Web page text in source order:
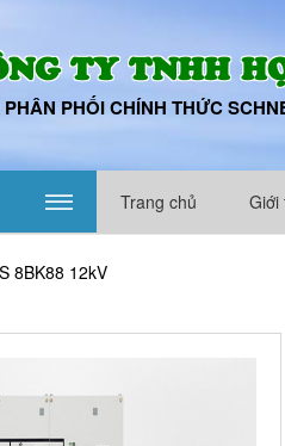
TY TNHH
PHỐI CHÍNH THỨC
||| Trang chủ Giới
8BK88 12kV